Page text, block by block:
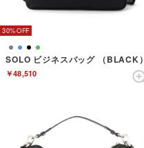
30%
SOLO ビジネスバッグ （BLACK）
￥48,510